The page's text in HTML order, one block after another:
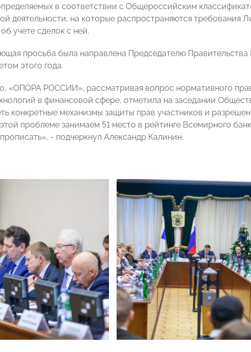
в соответствии с Общероссийским
деятельности, на которые распространяются требования
учете сделок с ней.
просьба была направлена Председателю
этого года.
«ОПОРА РОССИИ», рассматривая вопрос нормативного
в финансовой сфере, отметила на заседании
конкретные механизмы защиты прав участников и
проблеме занимаем 51 место в рейтинге Всемирного
- подчеркнул Александр Калинин.